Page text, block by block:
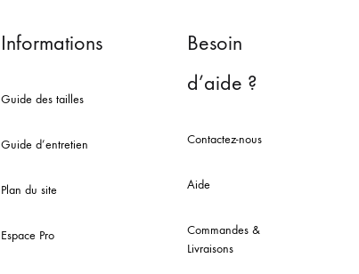
Informations
Guide des tailles
Guide d’entretien
Plan du site
Espace Pro
Besoin
d’aide ?
Contactez-nous
Aide
Commandes &
Livraisons